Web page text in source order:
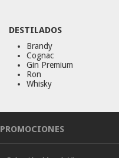
DESTILADOS
Brandy
Cognac
Gin Premium
Ron
Whisky
PROMOCIONES